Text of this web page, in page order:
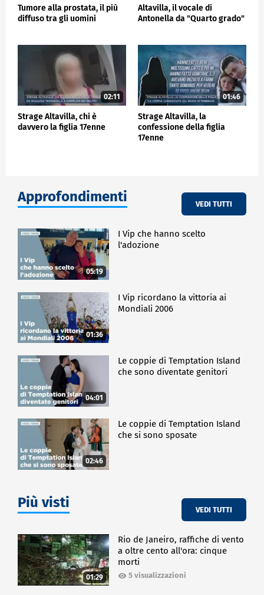
Tumore alla prostata, il più
diffuso tra gli uomini
Altavilla, il vocale di
Antonella da "Quarto grado"
02:11
Strage Altavilla, chi è
davvero la figlia 17enne
01:46
Strage Altavilla, la
confessione della figlia
17enne
Approfondimenti VEDI TUTTI
05:19
I Vip che hanno scelto
l'adozione
01:36
I Vip ricordano la vittoria ai
Mondiali 2006
04:01
Le coppie di Temptation Island
che sono diventate genitori
02:46
Le coppie di Temptation Island
che si sono sposate
Più visti VEDI TUTTI
01:29
Rio de Janeiro, raffiche di vento
a oltre cento all'ora: cinque
morti
5 visualizzazioni